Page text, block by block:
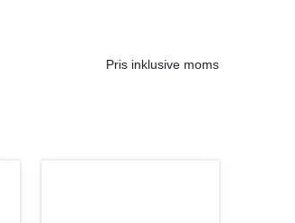
Pris inklusive moms